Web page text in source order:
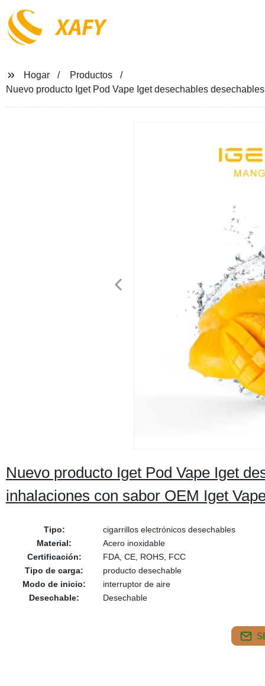
XAFY
Hogar
Productos
Nuevo producto Iget Pod Vape Iget desechables
Nuevo producto Iget Pod Vape Iget
inhalaciones con sabor OEM Iget
Tipo:
cigarrillos electrónicos desechables
Material:
Acero inoxidable
Certificación:
FDA, CE, ROHS, FCC
Tipo de carga:
producto desechable
Modo de inicio:
interruptor de aire
Desechable:
Desechable